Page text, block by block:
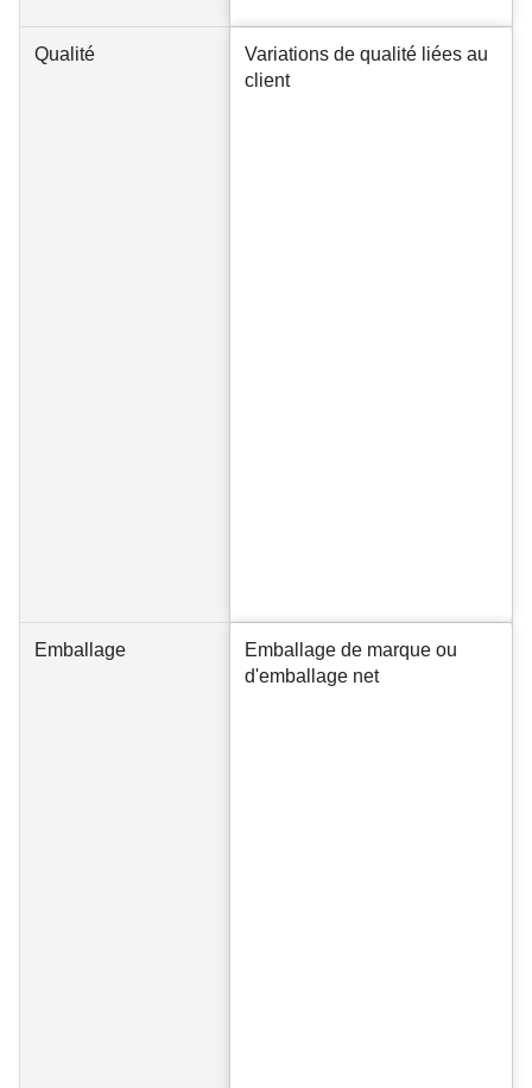
Qualité
Variations de qualité liées au
client
Emballage
Emballage de marque ou
d'emballage net